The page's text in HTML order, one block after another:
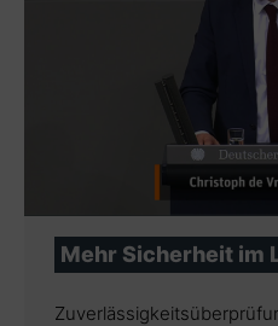
Mehr Sicherheit im